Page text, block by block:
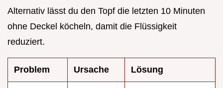
Alternativ lässt du den Topf die letzten 10 Minuten
ohne Deckel köcheln, damit die Flüssigkeit
reduziert.
Problem Ursache Lösung